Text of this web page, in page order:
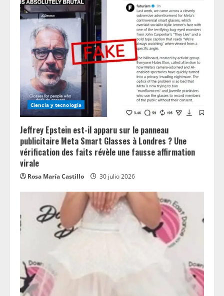
Ciencia y tecnologia
Jeffrey Epstein est-il apparu sur le panneau
publicitaire Meta Smart Glasses à Londres ? Une
vérification des faits révèle une fausse affirmation
virale
Rosa María Castillo 30 julio 2026